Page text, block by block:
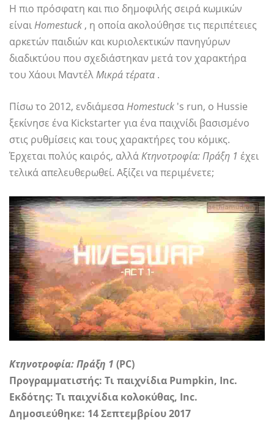
Η πιο πρόσφατη και πιο δημοφιλής σειρά κωμικών
είναιHomestuck , η οποία ακολούθησε τις περιπέτειες
αρκετών παιδιών και κυριολεκτικών πανηγύρων
διαδικτύου που σχεδιάστηκαν μετά τον χαρακτήρα
του Χάουι ΜαντέλΜικρά τέρατα .
Πίσω το 2012, ενδιάμεσαHomestuck 's run, ο Hussie
ξεκίνησε ένα Kickstarter για ένα παιχνίδι βασισμένο
στις ρυθμίσεις και τους χαρακτήρες του κόμικς.
Έρχεται πολύς καιρός, αλλάΚτηνοτροφία: Πράξη 1 έχει
τελικά απελευθερωθεί. Αξίζει να περιμένετε;
Κτηνοτροφία: Πράξη 1 (PC)
Προγραμματιστής: Τι παιχνίδια Pumpkin, Inc.
Εκδότης: Τι παιχνίδια κολοκύθας, Inc.
Δημοσιεύθηκε: 14 Σεπτεμβρίου 2017